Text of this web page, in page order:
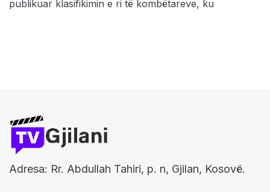
publikuar klasifikimin e ri të kombëtareve, ku
Adresa: Rr. Abdullah Tahiri, p. n, Gjilan, Kosovë.